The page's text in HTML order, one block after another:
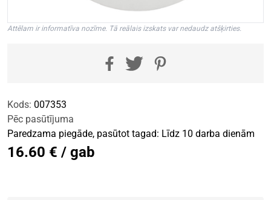
Attēlam ir informatīva nozīme. Tā reālais izskats var nedaudz atšķirties.
Kods: 007353
Pēc pasūtījuma
Paredzama piegāde, pasūtot tagad: Līdz 10 darba dienām
16.60 € / gab